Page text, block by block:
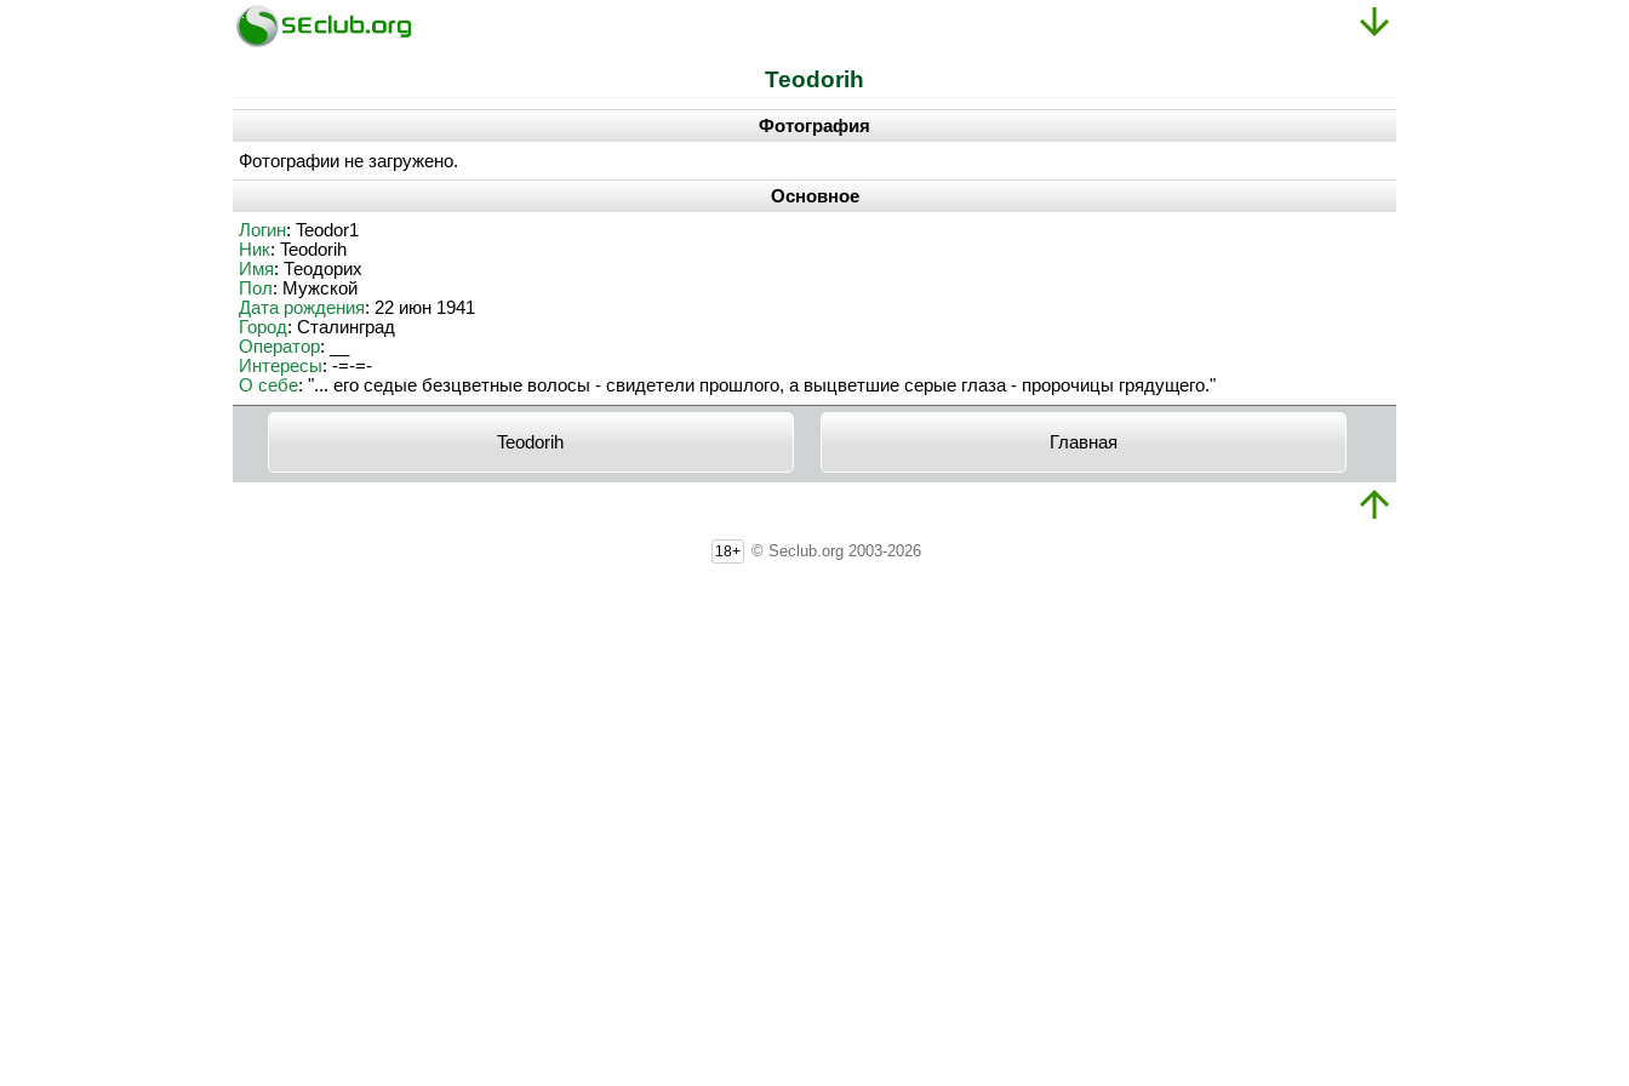
Teodorih
Фотография
Фотографии не загружено.
Основное
Логин: Teodor1
Ник: Teodorih
Имя: Теодорих
Пол: Мужской
Дата рождения: 22 июн 1941
Город: Сталинград
Оператор: __
Интересы: -=-=-
О себе: "... его седые безцветные волосы - свидетели прошлого, а выцветшие серые глаза - пророчицы грядущего."
Teodorih Главная
18+ © Seclub.org 2003-2026